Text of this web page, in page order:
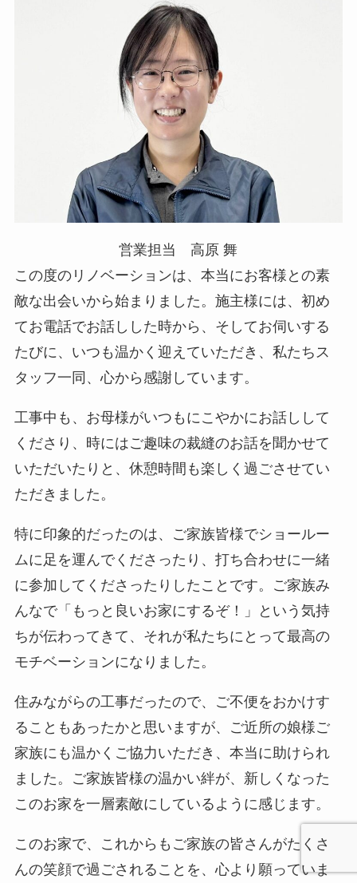
営業担当 高原 舞
この度のリノベーションは、本当にお客様との素
敵な出会いから始まりました。施主様には、初め
てお電話でお話しした時から、そしてお伺いする
たびに、いつも温かく迎えていただき、私たちス
タッフ一同、心から感謝しています。
工事中も、お母様がいつもにこやかにお話しして
くださり、時にはご趣味の裁縫のお話を聞かせて
いただいたりと、休憩時間も楽しく過ごさせてい
ただきました。
特に印象的だったのは、ご家族皆様でショールー
ムに足を運んでくださったり、打ち合わせに一緒
に参加してくださったりしたことです。ご家族み
んなで「もっと良いお家にするぞ！」という気持
ちが伝わってきて、それが私たちにとって最高の
モチベーションになりました。
住みながらの工事だったので、ご不便をおかけす
ることもあったかと思いますが、ご近所の娘様ご
家族にも温かくご協力いただき、本当に助けられ
ました。ご家族皆様の温かい絆が、新しくなった
このお家を一層素敵にしているように感じます。
このお家で、これからもご家族の皆さんがたくさ
んの笑顔で過ごされることを、心より願っていま